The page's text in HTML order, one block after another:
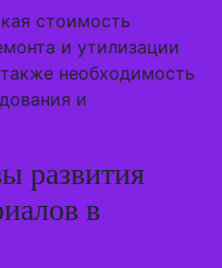
стоимость
и утилизации
необходимость
и
развития
в